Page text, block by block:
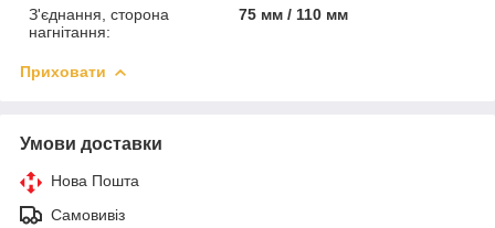
З'єднання, сторона
нагнітання:
75 мм / 110 мм
Приховати
Умови доставки
Нова Пошта
Самовивіз